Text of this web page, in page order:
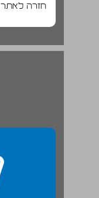
חזרה לאתר